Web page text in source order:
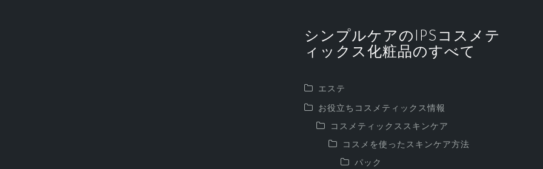
シンプルケアのIPSコスメテ
ィックス化粧品のすべて
エステ
お役立ちコスメティックス情報
コスメティックススキンケア
コスメを使ったスキンケア方法
パック